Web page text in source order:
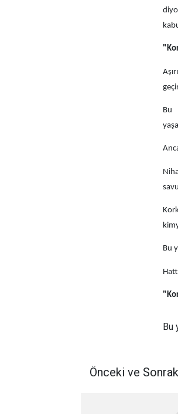
Bu
Bu
Bu
Önceki ve